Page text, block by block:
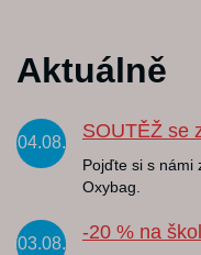
Aktuálně
04.08.
SOUTĚŽ se
Pojďte si s námi
Oxybag.
03.08.
-20 % na